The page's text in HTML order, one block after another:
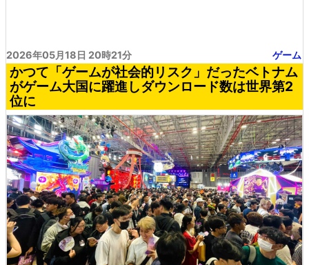
2026年05月18日 20時21分 ゲーム
かつて「ゲームが社会的リスク」だったベトナム
がゲーム大国に躍進しダウンロード数は世界第2
位に